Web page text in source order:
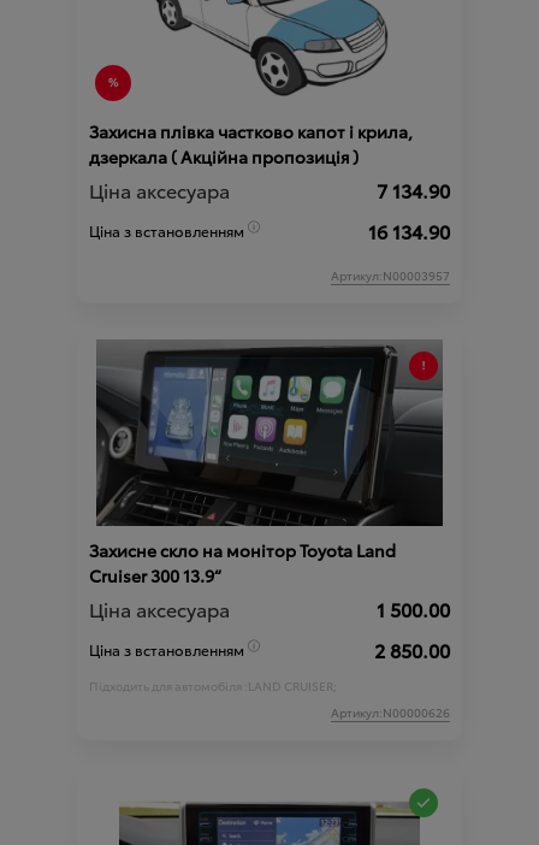
Захисна плівка частково капот і крила,
дзеркала ( Акційна пропозиція )
Ціна аксесуара 7 134.90
Ціна з встановленням 16 134.90
Артикул:N00003957
Захисне скло на монітор Toyota Land
Cruiser 300 13.9“
Ціна аксесуара 1 500.00
Ціна з встановленням 2 850.00
Підходить для автомобіля :LAND CRUISER;
Артикул:N00000626